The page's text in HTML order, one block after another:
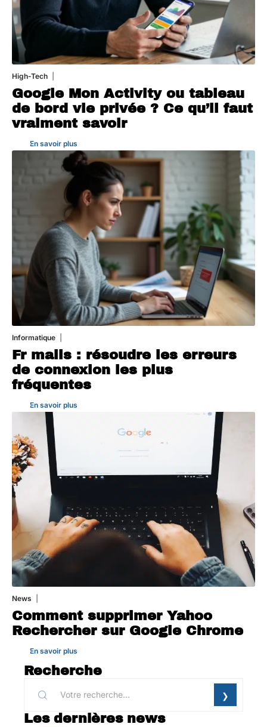
High-Tech
Google Mon Activity ou tableau
de bord vie privée ? Ce qu’il faut
vraiment savoir
En savoir plus
Informatique
Fr mails : résoudre les erreurs
de connexion les plus
fréquentes
En savoir plus
News
Comment supprimer Yahoo
Rechercher sur Google Chrome
En savoir plus
Recherche
Les dernières news